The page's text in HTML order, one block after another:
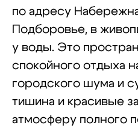
по адресу
Подборовье, в
у воды. Это
спокойного отдыха
городского шума и
тишина и красивые
атмосферу полного